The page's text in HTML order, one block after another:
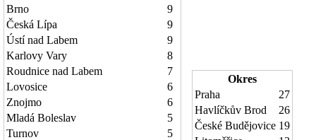
Brno
9
Česká Lípa
9
Ústí nad Labem
9
Karlovy Vary
8
Roudnice nad Labem
7
Lovosice
6
Znojmo
6
Mladá Boleslav
5
Turnov
5
Okres
Praha
27
Havlíčkův Brod
26
České Budějovice 19